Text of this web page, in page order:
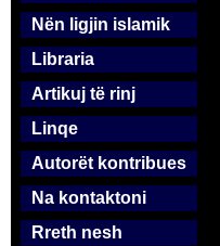
Nën ligjin islamik
Libraria
Artikuj të rinj
Linqe
Autorët kontribues
Na kontaktoni
Rreth nesh